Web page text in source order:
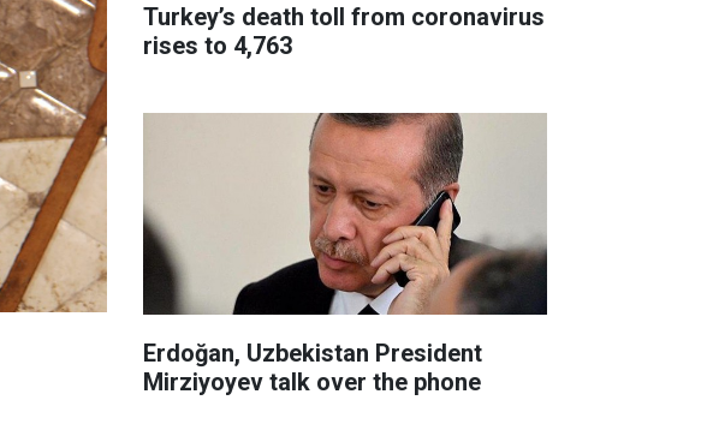
Turkey’s death toll from coronavirus
rises to 4,763
Erdoğan, Uzbekistan President
Mirziyoyev talk over the phone